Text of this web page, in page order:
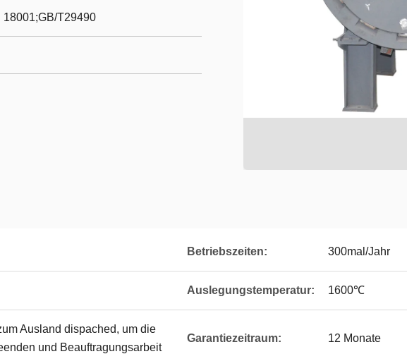
T29490
Betriebszeiten: 300mal/Jahr
Auslegungstemperatur: 1600℃
Ausland dispached, um die
und Beauftragungsarbeit
Garantiezeitraum: 12 Monate